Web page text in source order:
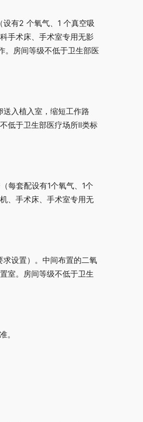
有2 个氧气、1 个真空吸
手术床、手术室专用无影
。房间等级不低于卫生部医
入植入室，缩短工作路
低于卫生部医疗场所II类标
每套配设有1个氧气、1个
、手术床、手术室专用无
设置）。中间布置的二氧
室。房间等级不低于卫生
。